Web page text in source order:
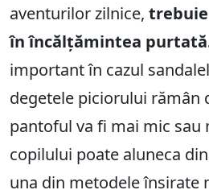
aventurilor zilnice,
în încălțămintea
important în cazul
degetele piciorului rămân
pantoful va fi mai mic sau
copilului poate aluneca
una din metodele înșirate